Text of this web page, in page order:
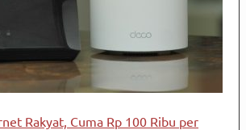
Rakyat, Cuma Rp 100 Ribu per